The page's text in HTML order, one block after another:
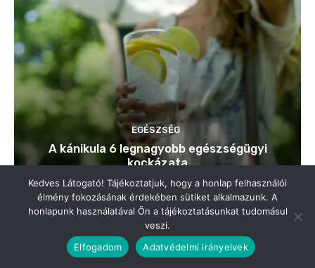
Kedves Látogató! Tájékoztatjuk, hogy a honlap felhasználói
élmény fokozásának érdekében sütiket alkalmazunk. A
honlapunk használatával Ön a tájékoztatásunkat tudomásul
veszi.
Elfogadom
Adatvédelmi irányelvek